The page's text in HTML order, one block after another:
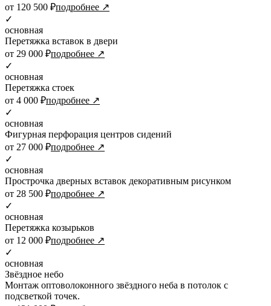
от 120 500 ₽подробнее ↗
✓
основная
Перетяжка вставок в двери
от 29 000 ₽подробнее ↗
✓
основная
Перетяжка стоек
от 4 000 ₽подробнее ↗
✓
основная
Фигурная перфорация центров сидений
от 27 000 ₽подробнее ↗
✓
основная
Прострочка дверных вставок декоративным рисунком
от 28 500 ₽подробнее ↗
✓
основная
Перетяжка козырьков
от 12 000 ₽подробнее ↗
✓
основная
Звёздное небо
Монтаж оптоволоконного звёздного неба в потолок с
подсветкой точек.